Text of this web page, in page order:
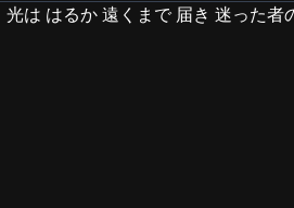
は はるか 遠くまで 届き 迷った者